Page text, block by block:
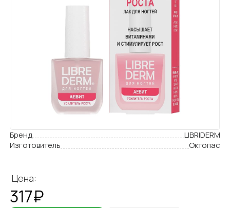
Бренд
LIBRIDERM
Изготовитель
Октопас
Цена:
317₽